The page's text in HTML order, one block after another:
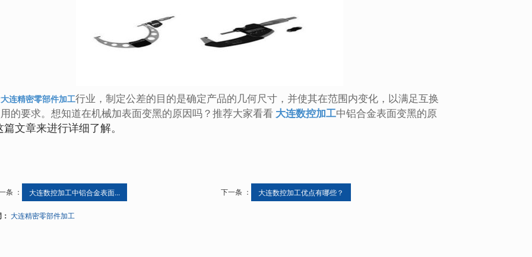
大连精密零部件加工行业，制定公差的目的是确定产品的几何尺寸，并使其在范围内变化，以满足互换
的要求。想知道在机械加表面变黑的原因吗？推荐大家看看 大连数控加工中铝合金表面变黑的原
篇文章来进行详细了解。
条 ： 大连数控加工中铝合金表面... 下一条 ： 大连数控加工优点有哪些？
大连精密零部件加工